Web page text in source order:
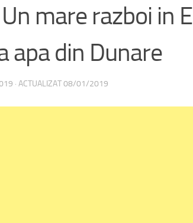
mare razboi in
apa din Dunare
· ACTUALIZAT08/01/2019